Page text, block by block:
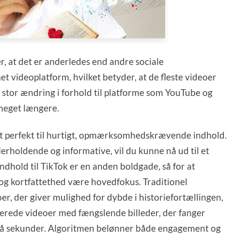
at det er anderledes end andre sociale
videoplatform, hvilket betyder, at de fleste videoer
ændring i forhold til platforme som YouTube og
længere.
perfekt til hurtigt, opmærksomhedskrævende indhold.
og informative, vil du kunne nå ud til et
til TikTok er en anden boldgade, så for at
kortfattethed være hovedfokus. Traditionel
der giver mulighed for dybde i historiefortællingen,
videoer med fængslende billeder, der fanger
sekunder. Algoritmen belønner både engagement og